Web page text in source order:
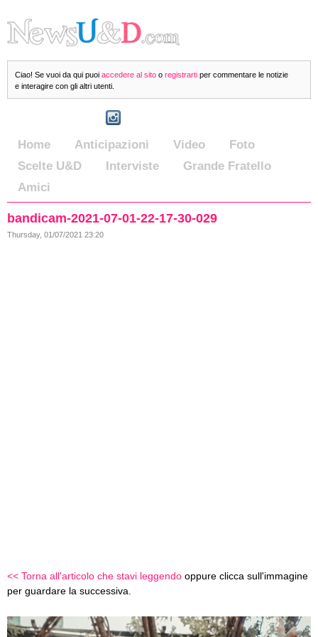
Ciao! Se vuoi da qui puoi accedere al sito o registrarti per commentare le notizie
e interagire con gli altri utenti.
Home Anticipazioni Video
Foto
Scelte U&D
Interviste
Grande Fratello
Amici
bandicam-2021-07-01-22-17-30-029
Thursday, 01/07/2021 23:20
<< Torna all'articolo che stavi leggendo oppure clicca sull'immagine
per guardare la successiva.